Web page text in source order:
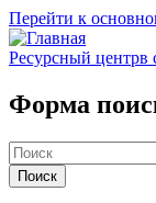
Перейти к
Ресурсный центрв
Форма
Поиск